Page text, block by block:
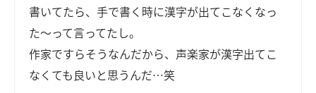
書いてたら、手で書く時に漢字が出てこなくなっ
た～って言ってたし。
作家ですらそうなんだから、声楽家が漢字出てこ
なくても良いと思うんだ…笑